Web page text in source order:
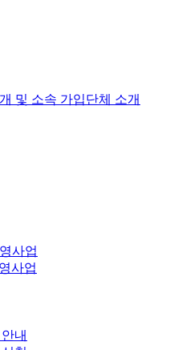
및 소속 가입단체 소개
사업
사업
내